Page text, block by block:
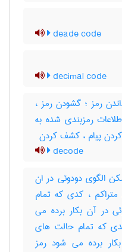
deade code
decimal code
رمز ؛ گشودن رمز ،
رمزبندی شده به
پیام ، کشف کردن
decode
الگوی دودوئی در ان
، کدی که تمام
در آن بکار برده می
که تمام حالت های
برده می شود رمز